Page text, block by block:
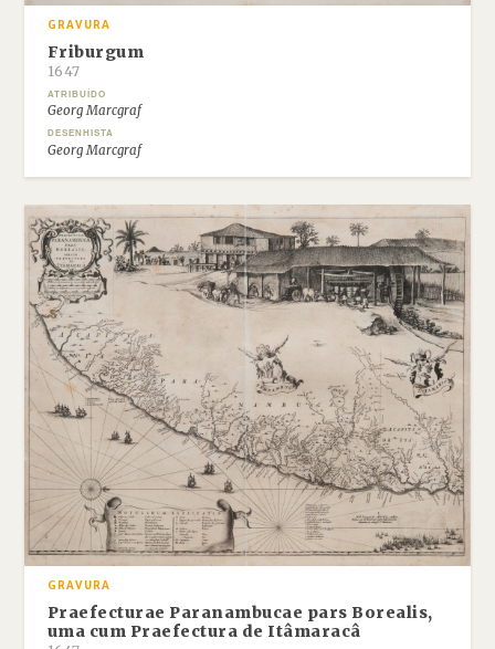
GRAVURA
Friburgum
1647
ATRIBUÍDO
Georg Marcgraf
DESENHISTA
Georg Marcgraf
GRAVURA
Praefecturae Paranambucae pars Borealis,
uma cum Praefectura de Itâmaracâ